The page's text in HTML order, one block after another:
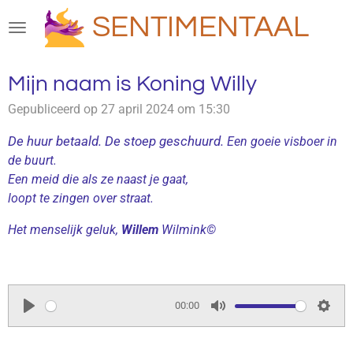
direct
de
hoofdinhoud
SENTIMENTAAL
Mijn naam is Koning Willy
Gepubliceerd op 27 april 2024 om 15:30
De huur betaald. De stoep geschuurd. Een goeie visboer in
de buurt.
Een meid die als ze naast je gaat,
loopt te zingen over straat.
Het menselijk geluk, Willem Wilmink©
P
00:00
M
S